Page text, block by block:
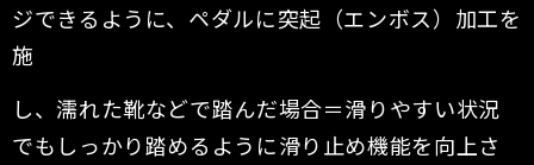
ジできるように、ペダルに突起（エンボス）加工を
施
し、濡れた靴などで踏んだ場合＝滑りやすい状況
でもしっかり踏めるように滑り止め機能を向上さ